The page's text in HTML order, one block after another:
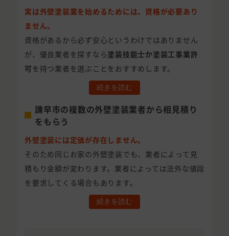
実は外壁塗装業を始めるためには、資格が必要あり
ません。
資格があるから必ず安心というわけではありません
が、優良業者を探すなら塗装技能士か塗装工事業許
可 を持つ業者を選ぶことをおすすめします。
続きを読む
諫早市の複数の外壁塗装業者から相見積り
をもらう
外壁塗装には定価が存在しません。
そのため同じお家の外壁塗装でも、業者によって見
積もり金額が変わります。業者によっては法外な値段
を要求してくる場合もあります。
続きを読む